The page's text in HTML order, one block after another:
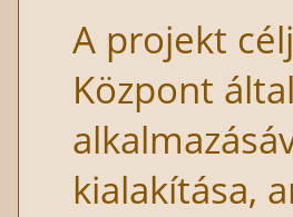
A projekt
Központ
kialakítása,